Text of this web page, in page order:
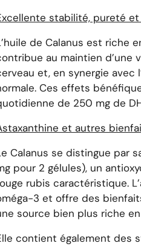
stabilité, pureté
de Calanus est riche
au maintien d’une
et, en synergie avec
Ces effets
de 250 mg de
et autres
Calanus se distingue par
pour 2 gélules), un
rubis caractéristique.
3 et offre des
source bien plus riche
contient également des